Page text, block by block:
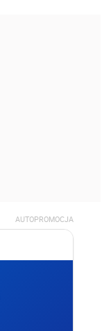
AUTOPROMOCJA